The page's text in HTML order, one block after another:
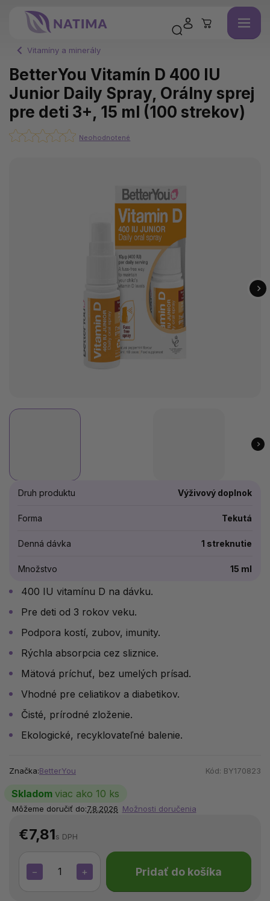
Vitamíny a minerály
BetterYou Vitamín D 400 IU
Junior Daily Spray, Orálny sprej
pre deti 3+, 15 ml (100 strekov)
Neohodnotené
€7,81s DPH
+
− Pridať do košíka
400 IU vitamínu D na dávku.
Pre deti od 3 rokov veku.
Podpora kostí, zubov, imunity.
Rýchla absorpcia cez sliznice.
Mätová príchuť, bez umelých prísad.
Vhodné pre celiatikov a diabetikov.
Čisté, prírodné zloženie.
Ekologické, recyklovateľné balenie.
Značka:BetterYou Kód: BY170823
Druh produktu Výživový doplnok
Forma Tekutá
Denná dávka 1 streknutie
Množstvo 15 ml
Skladom viac ako 10 ks
Môžeme doručiť do:7.8.2026 Možnosti doručenia